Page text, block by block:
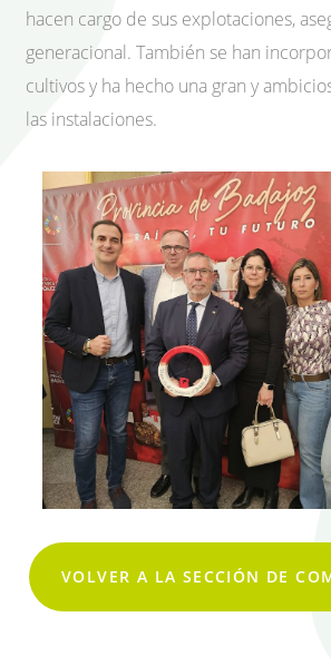
hacen cargo de sus explotaciones,
generacional. También se han
cultivos y ha hecho una gran y
las instalaciones.
VOLVER A LA SECCIÓN DE